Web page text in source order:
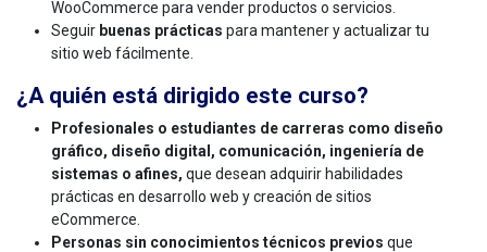
WooCommerce para vender productos o servicios.
Seguir buenas prácticas para mantener y actualizar tu
sitio web fácilmente.
¿A quién está dirigido este curso?
Profesionales o estudiantes de carreras como diseño
gráfico, diseño digital, comunicación, ingeniería de
sistemas o afines, que desean adquirir habilidades
prácticas en desarrollo web y creación de sitios
eCommerce.
Personas sin conocimientos técnicos previos que